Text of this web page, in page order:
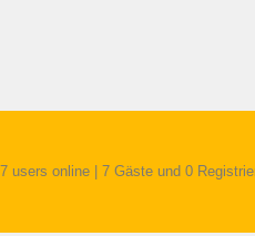
7 users online | 7 Gäste und 0